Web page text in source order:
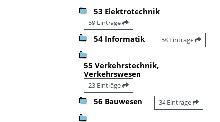
53 Elektrotechnik
59 Einträge
54 Informatik 58 Einträge
55 Verkehrstechnik,
Verkehrswesen
23 Einträge
56 Bauwesen 34 Einträge